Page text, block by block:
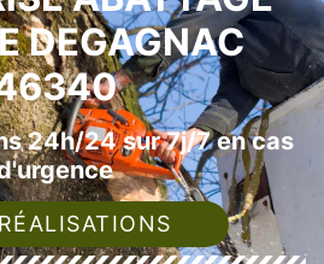
DEGAGNAC
24h/24 sur 7j/7 en cas